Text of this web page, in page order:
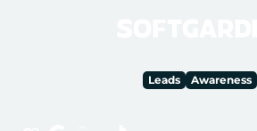
Leads Awareness